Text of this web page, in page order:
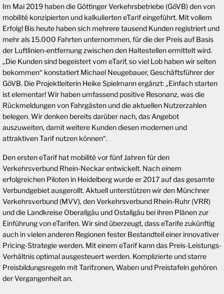
Im Mai 2019 haben die Göttinger Verkehrsbetriebe (GöVB) den von
mobilité konzipierten und kalkulierten eTarif eingeführt. Mit vollem
Erfolg! Bis heute haben sich mehrere tausend Kunden registriert und
mehr als 15.000 Fahrten unternommen, für die der Preis auf Basis
der Luftlinien-entfernung zwischen den Haltestellen ermittelt wird.
„Die Kunden sind begeistert vom eTarif, so viel Lob haben wir selten
bekommen“ konstatiert Michael Neugebauer, Geschäftsführer der
GöVB. Die Projektleiterin Heike Spielmann ergänzt: „Einfach starten
ist elementar! Wir haben umfassend positive Resonanz, was die
Rückmeldungen von Fahrgästen und die aktuellen Nutzerzahlen
belegen. Wir denken bereits darüber nach, das Angebot
auszuweiten, damit weitere Kunden diesen modernen und
attraktiven Tarif nutzen können“.
Den ersten eTarif hat mobilité vor fünf Jahren für den
Verkehrsverbund Rhein-Neckar entwickelt. Nach einem
erfolgreichen Piloten in Heidelberg wurde er 2017 auf das gesamte
Verbundgebiet ausgerollt. Aktuell unterstützen wir den Münchner
Verkehrsverbund (MVV), den Verkehrsverbund Rhein-Ruhr (VRR)
und die Landkreise Oberallgäu und Ostallgäu bei ihren Plänen zur
Einführung von eTarifen. Wir sind überzeugt, dass eTarife zukünftig
auch in vielen anderen Regionen fester Bestandteil einer innovativer
Pricing-Strategie werden. Mit einem eTarif kann das Preis-Leistungs-
Verhältnis optimal ausgesteuert werden. Komplizierte und starre
Preisbildungsregeln mit Tarifzonen, Waben und Preistafeln gehören
der Vergangenheit an.